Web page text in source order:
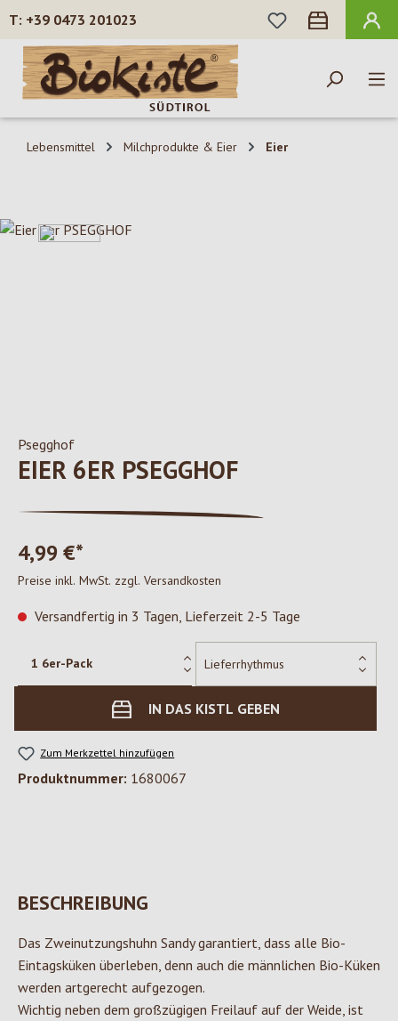
Zum Hauptinhalt springen
+39 0473 201023
DU HAST 0
Lebensmittel Milchprodukte & Eier Eier
Bildergalerie überspringen
Psegghof
EIER 6ER PSEGGHOF
4,99 €*
Preise inkl. MwSt. zzgl. Versandkosten
Versandfertig in 3 Tagen, Lieferzeit 2-5 Tage
IN DAS KISTL GEBEN
Zum Merkzettel hinzufügen
Produktnummer: 1680067
BESCHREIBUNG
Das Zweinutzungshuhn Sandy garantiert, dass alle Bio-
Eintagsküken überleben, denn auch die männlichen Bio-Küken
werden artgerecht aufgezogen.
Wichtig neben dem großzügigen Freilauf auf der Weide, ist